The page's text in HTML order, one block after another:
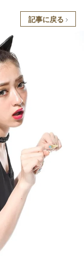
記事に戻る